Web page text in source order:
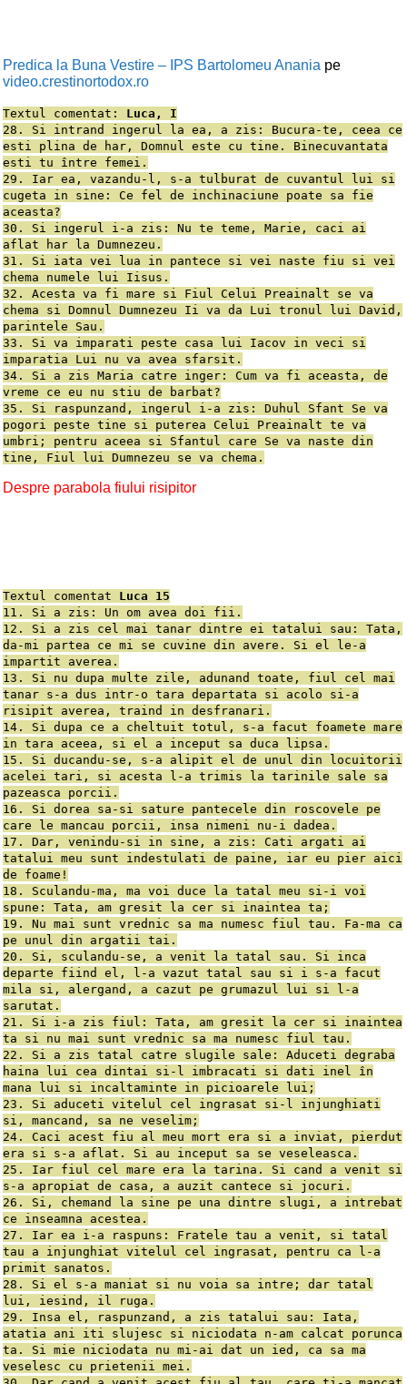
Predica la Buna Vestire – IPS Bartolomeu Anania pe
video.crestinortodox.ro
Textul comentat:
Luca, I
28. Si intrand ingerul la ea, a zis: Bucura-te, ceea ce
esti plina de har, Domnul este cu tine. Binecuvantata
esti tu între femei.
29. Iar ea, vazandu-l, s-a tulburat de cuvantul lui si
cugeta in sine: Ce fel de inchinaciune poate sa fie
aceasta?
30. Si ingerul i-a zis: Nu te teme, Marie, caci ai
aflat har la Dumnezeu.
31. Si iata vei lua in pantece si vei naste fiu si vei
chema numele lui Iisus.
32. Acesta va fi mare si Fiul Celui Preainalt se va
chema si Domnul Dumnezeu Ii va da Lui tronul lui David,
parintele Sau.
33. Si va imparati peste casa lui Iacov in veci si
imparatia Lui nu va avea sfarsit.
34. Si a zis Maria catre inger: Cum va fi aceasta, de
vreme ce eu nu stiu de barbat?
35. Si raspunzand, ingerul i-a zis: Duhul Sfant Se va
pogori peste tine si puterea Celui Preainalt te va
umbri; pentru aceea si Sfantul care Se va naste din
tine, Fiul lui Dumnezeu se va chema.
Despre parabola fiului risipitor
Textul comentat Luca 15
11. Si a zis: Un om avea doi fii.
12. Si a zis cel mai tanar dintre ei tatalui sau: Tata,
da-mi partea ce mi se cuvine din avere. Si el le-a
impartit averea.
13. Si nu dupa multe zile, adunand toate, fiul cel mai
tanar s-a dus intr-o tara departata si acolo si-a
risipit averea, traind in desfranari.
14. Si dupa ce a cheltuit totul, s-a facut foamete mare
in tara aceea, si el a inceput sa duca lipsa.
15. Si ducandu-se, s-a alipit el de unul din locuitorii
acelei tari, si acesta l-a trimis la tarinile sale sa
pazeasca porcii.
16. Si dorea sa-si sature pantecele din roscovele pe
care le mancau porcii, insa nimeni nu-i dadea.
17. Dar, venindu-si in sine, a zis: Cati argati ai
tatalui meu sunt indestulati de paine, iar eu pier aici
de foame!
18. Sculandu-ma, ma voi duce la tatal meu si-i voi
spune: Tata, am gresit la cer si inaintea ta;
19. Nu mai sunt vrednic sa ma numesc fiul tau. Fa-ma ca
pe unul din argatii tai.
20. Si, sculandu-se, a venit la tatal sau. Si inca
departe fiind el, l-a vazut tatal sau si i s-a facut
mila si, alergand, a cazut pe grumazul lui si l-a
sarutat.
21. Si i-a zis fiul: Tata, am gresit la cer si inaintea
ta si nu mai sunt vrednic sa ma numesc fiul tau.
22. Si a zis tatal catre slugile sale: Aduceti degraba
haina lui cea dintai si-l imbracati si dati inel în
mana lui si incaltaminte in picioarele lui;
23. Si aduceti vitelul cel ingrasat si-l injunghiati
si, mancand, sa ne veselim;
24. Caci acest fiu al meu mort era si a inviat, pierdut
era si s-a aflat. Si au inceput sa se veseleasca.
25. Iar fiul cel mare era la tarina. Si cand a venit si
s-a apropiat de casa, a auzit cantece si jocuri.
26. Si, chemand la sine pe una dintre slugi, a intrebat
ce inseamna acestea.
27. Iar ea i-a raspuns: Fratele tau a venit, si tatal
tau a injunghiat vitelul cel ingrasat, pentru ca l-a
primit sanatos.
28. Si el s-a maniat si nu voia sa intre; dar tatal
lui, iesind, il ruga.
29. Insa el, raspunzand, a zis tatalui sau: Iata,
atatia ani iti slujesc si niciodata n-am calcat porunca
ta. Si mie niciodata nu mi-ai dat un ied, ca sa ma
veselesc cu prietenii mei.